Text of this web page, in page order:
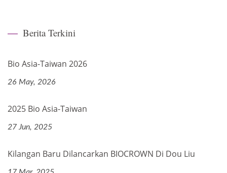
Berita Terkini
Bio Asia-Taiwan 2026
26 May, 2026
2025 Bio Asia-Taiwan
27 Jun, 2025
Kilangan Baru Dilancarkan BIOCROWN Di Dou Liu